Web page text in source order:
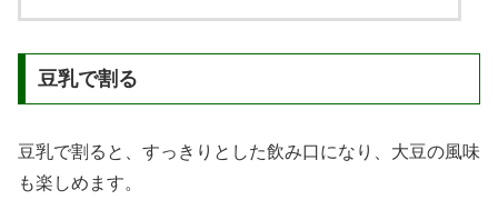
豆乳で割る
豆乳で割ると、すっきりとした飲み口になり、大豆の風味
も楽しめます。